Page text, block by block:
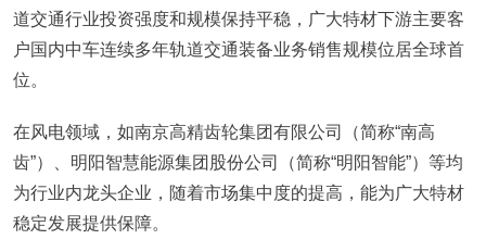
道交通行业投资强度和规模保持平稳，广大特材下游主要客
户国内中车连续多年轨道交通装备业务销售规模位居全球首
位。
在风电领域，如南京高精齿轮集团有限公司（简称“南高
齿”）、明阳智慧能源集团股份公司（简称“明阳智能”）等均
为行业内龙头企业，随着市场集中度的提高，能为广大特材
稳定发展提供保障。